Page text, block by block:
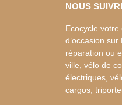
NOUS
Ecocycle
d’occasion sur
réparation ou
ville, vélo de
électriques,
cargos,